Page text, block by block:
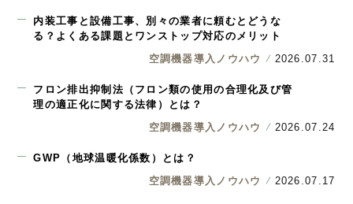
内装工事と設備工事、別々の業者に頼むとどうな
る？よくある課題とワンストップ対応のメリット
空調機器導入ノウハウ
2026.07.31
フロン排出抑制法（フロン類の使用の合理化及び管
理の適正化に関する法律）とは？
空調機器導入ノウハウ
2026.07.24
GWP（地球温暖化係数）とは？
空調機器導入ノウハウ
2026.07.17